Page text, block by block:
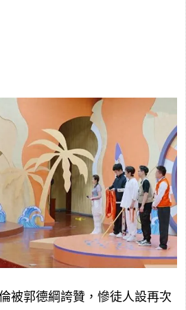
被郭德綱誇贊，慘徒人設再次